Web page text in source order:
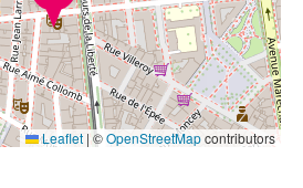
Leaflet |©OpenStreetMapcontributors